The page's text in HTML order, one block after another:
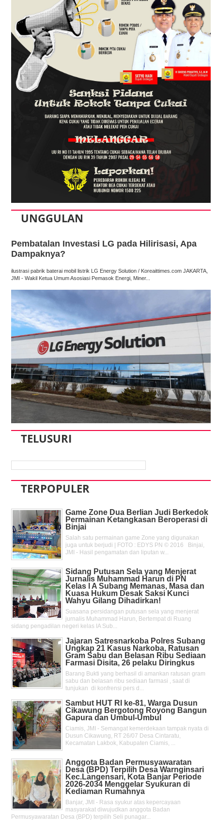
UNGGULAN
Pembatalan Investasi LG pada Hilirisasi, Apa
Dampaknya?
ilustrasi pabrik baterai mobil listrik LG Energy Solution / Koreaittimes.com JAKARTA,
JMI - Wakil Ketua Umum Asosiasi Pemasok Energi, Miner...
TELUSURI
TERPOPULER
Game Zone Dua Berlian Judi Berkedok
Permainan Ketangkasan Beroperasi di
Binjai
Salah satu permainan game Zone yang digunakan
juga untuk berjudi | FOTO : EDYS PN © 2016 Binjai,
JMI - Hasil pengamatan dan liputan w...
Sidang Putusan Sela yang Menjerat
Jurnalis Muhammad Harun di PN
Kelas l A Subang Memanas, Masa dan
Kuasa Hukum Desak Saksi Kunci
Wahyu Gilang Dihadirkan!
Suasana persidangan putusan sela yang menjerat
jurnalis Muhammad Harun, Bertempat di Ruang
sidang pengadilan negeri kelas IA Sub...
Jajaran Satresnarkoba Polres Subang
Ungkap 21 Kasus Narkoba, Ratusan
Gram Sabu dan Belasan Ribu Sediaan
Farmasi Disita, 26 pelaku Diringkus
Barang Bukti yang berhasil di amankan ratusan gram
sabu dan belasan ribu sediaan farmasi , saat di
tunjukan di konfrensi pers d...
Sambut HUT RI ke-81, Warga Dusun
Cikawung Bergotong Royong Bangun
Gapura dan Umbul-Umbul
Ciamis, JMI - Semangat kemerdekaan tampak nyata di
Dusun Cikawung, RT 26/07 Desa Cintaratu,
Kecamatan Lakbok, Kabupaten Ciamis, ...
Anggota Badan Permusyawaratan
Desa (BPD) Terpilih Desa Warnginsari
Kec.Langensari, Kota Banjar Periode
2026-2034 Menggelar Syukuran di
Kediaman Rumahnya
Banjar, JMI - Rasa syukur atas kepercayaan
masyarakat diwujudkan anggota Badan
Permusyawaratan Desa (BPD) terpilih Seli punagar...